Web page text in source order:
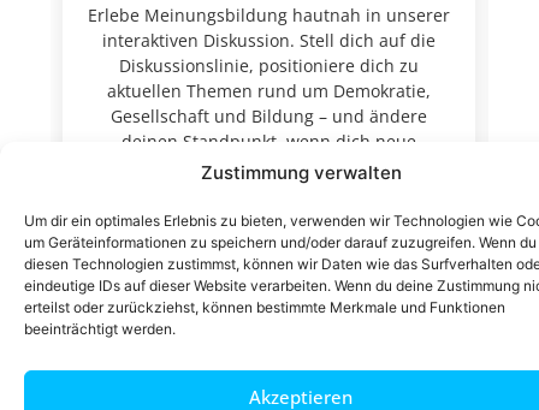
Zustimmung verwalten
Um dir ein optimales Erlebnis zu bieten, verwenden wir Technologien wie
um Geräteinformationen zu speichern und/oder darauf zuzugreifen. Wenn du
diesen Technologien zustimmst, können wir Daten wie das Surfverhalten
eindeutige IDs auf dieser Website verarbeiten. Wenn du deine Zustimmung
erteilst oder zurückziehst, können bestimmte Merkmale und Funktionen
beeinträchtigt werden.
Akzeptieren
Erlebe Meinungsbildung hautnah in unserer
interaktiven Diskussion. Stell dich auf die
Diskussionslinie, positioniere dich zu
aktuellen Themen rund um Demokratie,
Gesellschaft und Bildung – und ändere
deinen Standpunkt, wenn dich neue
Argumente überzeugen. Mit kurzen Videos,
Perspektiven laden wir dich ein, den Dialog
aktiv mitzugestalten.
foto |marcelkatz.de/wlb